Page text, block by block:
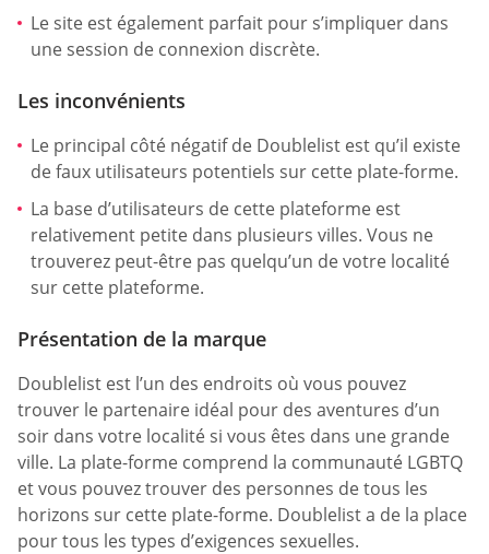
Le site est également parfait pour s’impliquer dans
une session de connexion discrète.
Les inconvénients
Le principal côté négatif de Doublelist est qu’il existe
de faux utilisateurs potentiels sur cette plate-forme.
La base d’utilisateurs de cette plateforme est
relativement petite dans plusieurs villes. Vous ne
trouverez peut-être pas quelqu’un de votre localité
sur cette plateforme.
Présentation de la marque
Doublelist est l’un des endroits où vous pouvez
trouver le partenaire idéal pour des aventures d’un
soir dans votre localité si vous êtes dans une grande
ville. La plate-forme comprend la communauté LGBTQ
et vous pouvez trouver des personnes de tous les
horizons sur cette plate-forme. Doublelist a de la place
pour tous les types d’exigences sexuelles.